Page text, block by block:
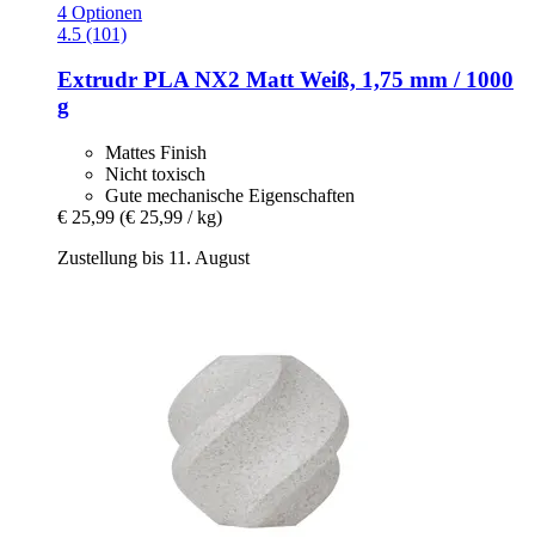
4 Optionen
4.5 (101)
Extrudr PLA NX2 Matt Weiß, 1,75 mm / 1000
g
Mattes Finish
Nicht toxisch
Gute mechanische Eigenschaften
€ 25,99 (€ 25,99 / kg)
Zustellung bis 11. August